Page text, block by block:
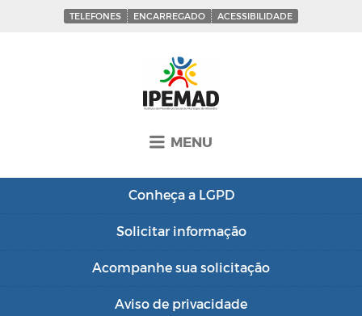
TELEFONES ENCARREGADO ACESSIBILIDADE
MENU
Conheça a LGPD
Solicitar informação
Acompanhe sua solicitação
Aviso de privacidade